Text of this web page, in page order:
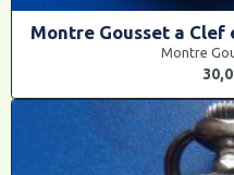
Montre Gousset a Clef
Montre